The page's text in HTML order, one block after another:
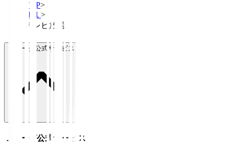
TOP>
Ｊ１ >
テレビ放送
Ｊリーグ公式サービス
Ｊリーグ公式サービス